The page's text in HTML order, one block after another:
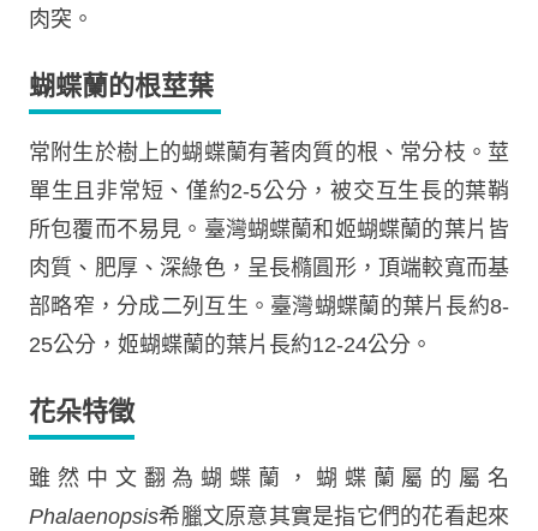
肉突。
蝴蝶蘭的根莖葉
常附生於樹上的蝴蝶蘭有著肉質的根、常分枝。莖
單生且非常短、僅約2-5公分，被交互生長的葉鞘
所包覆而不易見。臺灣蝴蝶蘭和姬蝴蝶蘭的葉片皆
肉質、肥厚、深綠色，呈長橢圓形，頂端較寬而基
部略窄，分成二列互生。臺灣蝴蝶蘭的葉片長約8-
25公分，姬蝴蝶蘭的葉片長約12-24公分。
花朵特徵
雖然中文翻為蝴蝶蘭，蝴蝶蘭屬的屬名
Phalaenopsis希臘文原意其實是指它們的花看起來